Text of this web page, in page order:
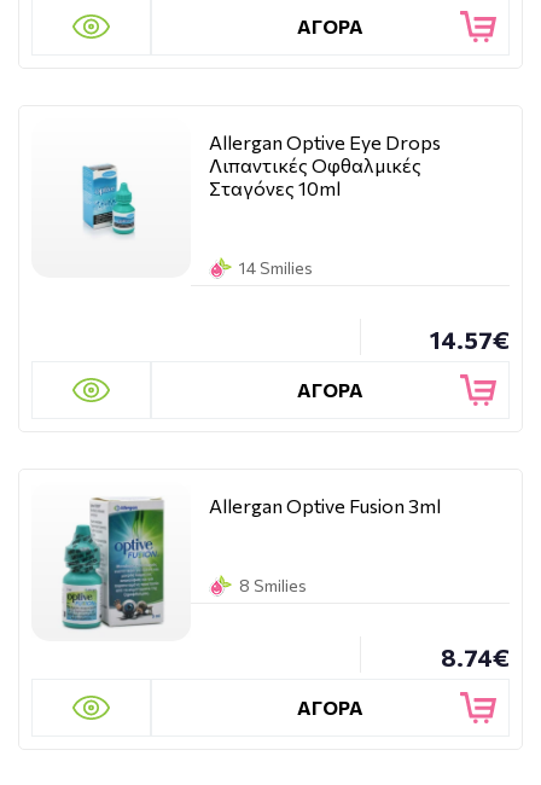
ΑΓΟΡΑ
Allergan Optive Eye Drops
Λιπαντικές Οφθαλμικές
Σταγόνες 10ml
14 Smilies
14.57€
ΑΓΟΡΑ
Allergan Optive Fusion 3ml
8 Smilies
8.74€
ΑΓΟΡΑ